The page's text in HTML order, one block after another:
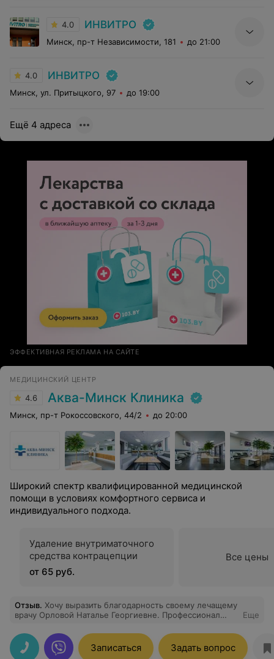
4.0 ИНВИТРО
Минск, пр-т Независимости, 181 до 21:00
4.0 ИНВИТРО
Минск, ул. Притыцкого, 97 до 19:00
Ещё 4 адреса
ЭФФЕКТИВНАЯ РЕКЛАМА НА САЙТЕ
МЕДИЦИНСКИЙ ЦЕНТР
4.6 Аква-Минск Клиника
Минск, пр-т Рокоссовского, 44/2 до 20:00
Широкий спектр квалифицированной медицинской
помощи в условиях комфортного сервиса и
индивидуального подхода.
Удаление внутриматочного
средства контрацепции
от 65 руб.
Все цены
Отзыв. Хочу выразить благодарность своему лечащему
врачу Орловой Наталье Георгиевне. Профессионал
которым точно найдется решение в любой ситуации.
Спокойная, внимательная, проницательная, никогда не
даст опустить руки. Всегда найдет слова и подбодрит,
Еще
Записаться Задать вопрос